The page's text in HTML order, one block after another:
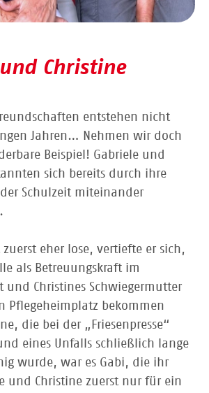
Christine
entstehen nicht
Jahren… Nehmen wir doch
Beispiel! Gabriele und
sich bereits durch ihre
der Schulzeit miteinander
eher lose, vertiefte er sich,
als Betreuungskraft im
und Christines Schwiegermutter
Pflegeheimplatz bekommen
die bei der „Friesenpresse“
eines Unfalls schließlich lange
wurde, war es Gabi, die ihr
und Christine zuerst nur für ein